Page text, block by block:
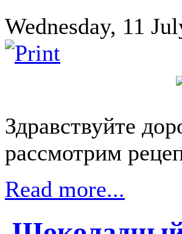
Wednesday, 11
Здравствуйте
рассмотрим
Read more...